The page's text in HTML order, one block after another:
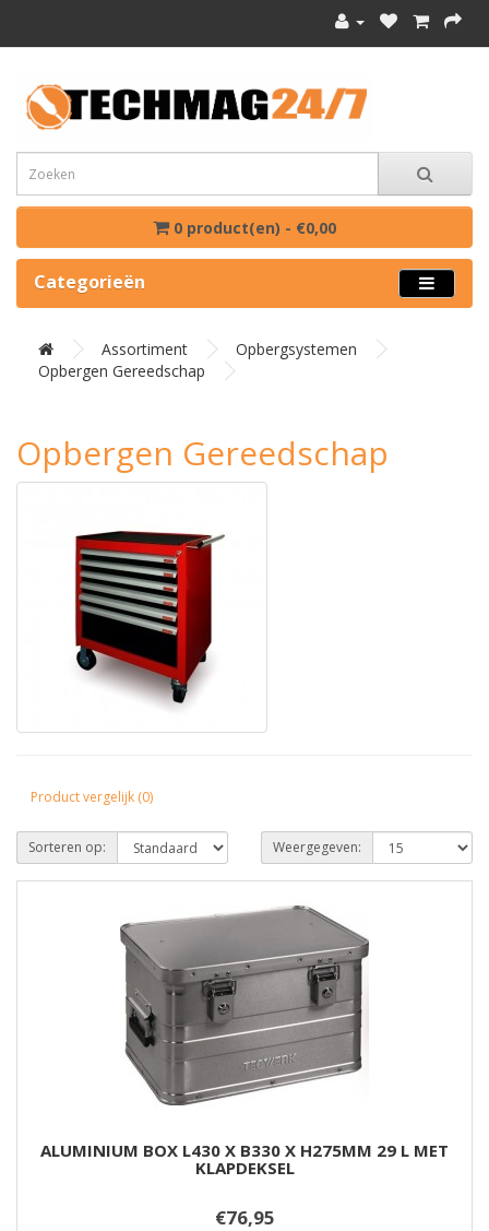
0 product(en) - €0,00
Categorieën
Assortiment
Opbergsystemen
Opbergen Gereedschap
Opbergen Gereedschap
Product vergelijk (0)
Sorteren op: Weergegeven:
ALUMINIUM BOX L430 X B330 X H275MM 29 L MET
KLAPDEKSEL
€76,95